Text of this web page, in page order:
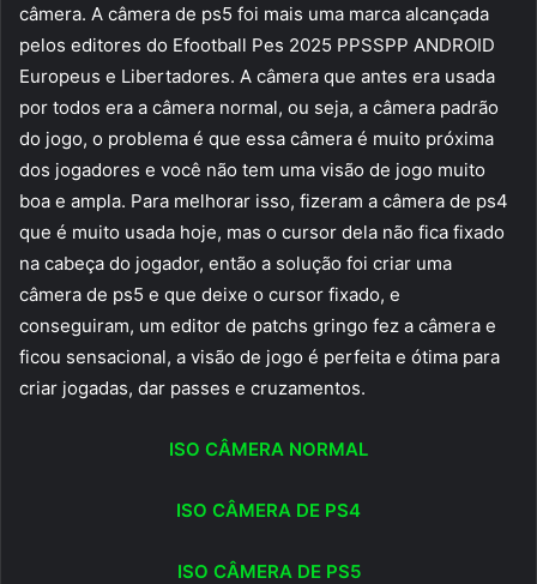
câmera. A câmera de ps5 foi mais uma marca alcançada
pelos editores do Efootball Pes 2025 PPSSPP ANDROID
Europeus e Libertadores. A câmera que antes era usada
por todos era a câmera normal, ou seja, a câmera padrão
do jogo, o problema é que essa câmera é muito próxima
dos jogadores e você não tem uma visão de jogo muito
boa e ampla. Para melhorar isso, fizeram a câmera de ps4
que é muito usada hoje, mas o cursor dela não fica fixado
na cabeça do jogador, então a solução foi criar uma
câmera de ps5 e que deixe o cursor fixado, e
conseguiram, um editor de patchs gringo fez a câmera e
ficou sensacional, a visão de jogo é perfeita e ótima para
criar jogadas, dar passes e cruzamentos.
ISO CÂMERA NORMAL
ISO CÂMERA DE PS4
ISO CÂMERA DE PS5